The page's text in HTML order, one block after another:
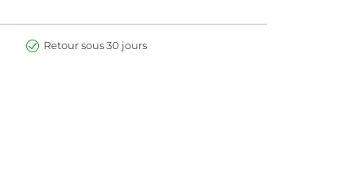
CETYL PALMITATE, BEHENYL ALCOHOL,
PALMITIC ACID, HYPERICUM PERFORATUM
TRIGLYCERIDE, AROMA [FRAGRANCE],
Retour sous 30 jours